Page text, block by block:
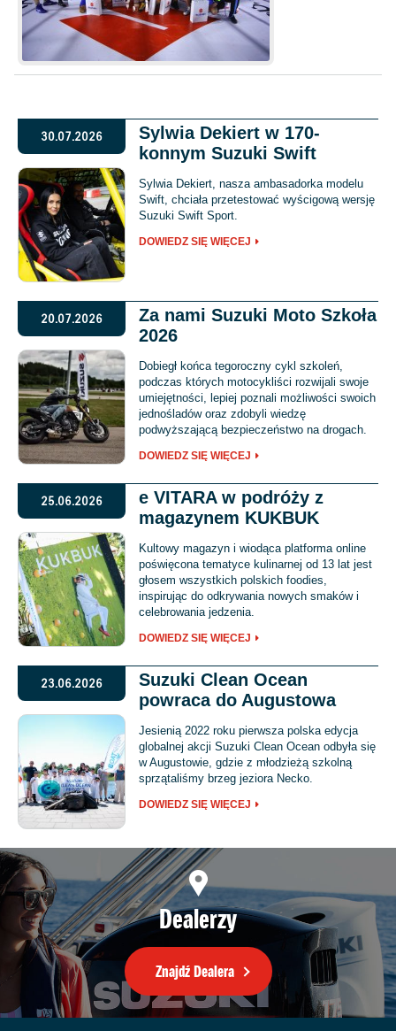
30.07.2026
Sylwia Dekiert w 170-
konnym Suzuki Swift
Sylwia Dekiert, nasza ambasadorka modelu
Swift, chciała przetestować wyścigową wersję
Suzuki Swift Sport.
DOWIEDZ SIĘ WIĘCEJ
20.07.2026
Za nami Suzuki Moto Szkoła
2026
Dobiegł końca tegoroczny cykl szkoleń,
podczas których motocykliści rozwijali swoje
umiejętności, lepiej poznali możliwości swoich
jednośladów oraz zdobyli wiedzę
podwyższającą bezpieczeństwo na drogach.
DOWIEDZ SIĘ WIĘCEJ
25.06.2026
e VITARA w podróży z
magazynem KUKBUK
Kultowy magazyn i wiodąca platforma online
poświęcona tematyce kulinarnej od 13 lat jest
głosem wszystkich polskich foodies,
inspirując do odkrywania nowych smaków i
celebrowania jedzenia.
DOWIEDZ SIĘ WIĘCEJ
23.06.2026
Suzuki Clean Ocean
powraca do Augustowa
Jesienią 2022 roku pierwsza polska edycja
globalnej akcji Suzuki Clean Ocean odbyła się
w Augustowie, gdzie z młodzieżą szkolną
sprzątaliśmy brzeg jeziora Necko.
DOWIEDZ SIĘ WIĘCEJ
Dealerzy
Znajdź Dealera